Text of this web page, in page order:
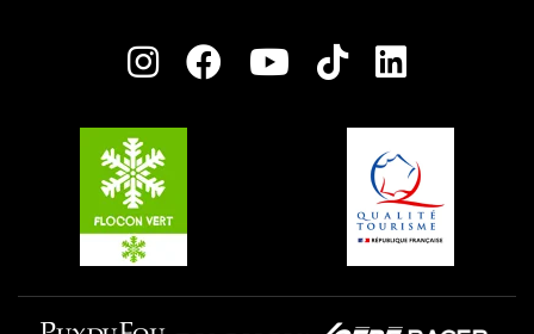
Charter van toegewijde spelers
Plagne Villages
Plagne Aime 2000